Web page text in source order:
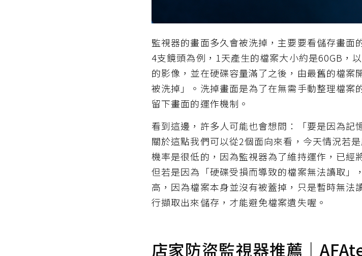
監視器的畫面多久會被洗掉，主要要看儲存畫面
4支鏡頭為例，1天產生的檔案大小約是60GB，
的影像，並在硬碟容量滿了之後，由最舊的檔案
被洗掉」。洗掉畫面是為了在無需手動整理檔案
留下畫面的運作機制。
看到這邊，許多人可能也會想問：「要是因為記
關於這點我們可以從2個面向來看，今天情況若
機率是很低的，因為監視器為了維持運作，已經
但若是因為「硬碟受損而導致的檔案無法讀取」
高，因為檔案本身並沒有被蓋掉，只是暫時無法
行擷取出來儲存，才能避免檔案遺失喔。
店家防盜監視器推薦｜